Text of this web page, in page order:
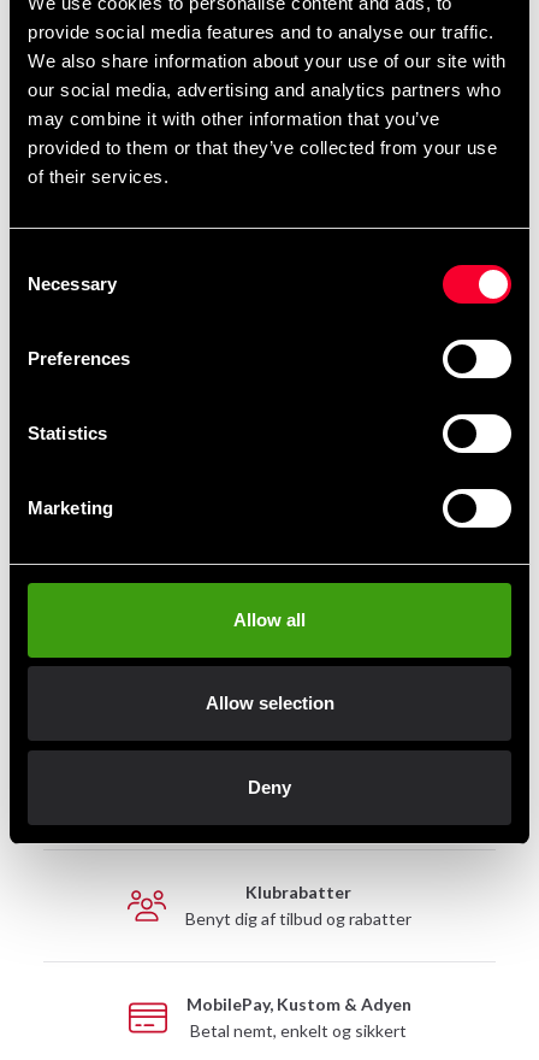
provide social media features and to analyse our traffic.
We also share information about your use of our site with
our social media, advertising and analytics partners who
may combine it with other information that you’ve
provided to them or that they’ve collected from your use
of their services.
Selection
Necessary
Preferences
Statistics
Marketing
Allow all
Allow selection
Deny
Sweatpants i matchende fauml;rg.
Detaljerede oplysninger
Anbefalede produkter
Fra 290 SEK
HØJ
890 SEK
Hurtig levering
Klubrabatter
Benyt dig af tilbud og rabatter
MobilePay, Kustom & Adyen
Betal nemt, enkelt og sikkert